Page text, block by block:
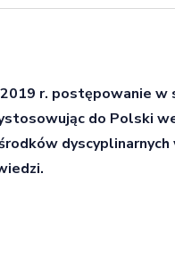
r. postępowanie
do Polski